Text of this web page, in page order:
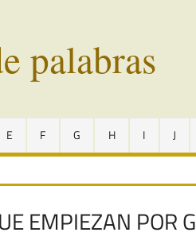
palabras
E F G H I J
EMPIEZAN POR G